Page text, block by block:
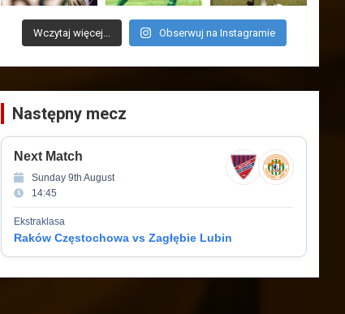
Wczytaj więcej... Obserwuj na Instagramie
Następny mecz
Next Match
Sunday 9th August
14:45
Ekstraklasa
Raków Częstochowa vs Zagłębie Lubin